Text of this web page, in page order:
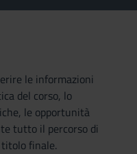
le informazioni
del corso, lo
le opportunità
tutto il percorso di
finale.